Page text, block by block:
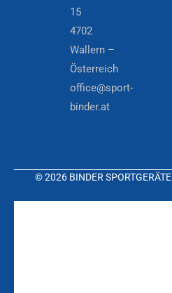
15
4702
Wallern –
Österreich
office@sport-
binder.at
© 2026 BINDER SPORTGERÄTE